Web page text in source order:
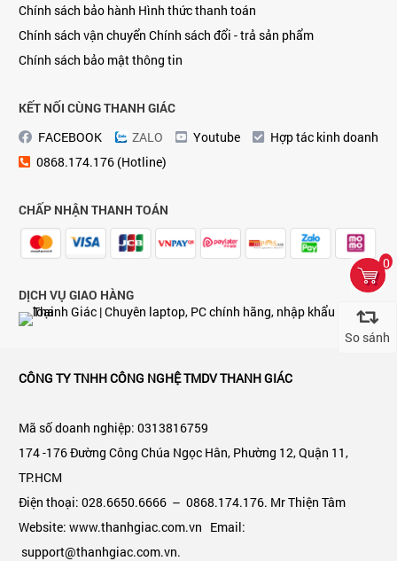
0
So sánh
Chính sách bảo hành Hình thức thanh toán
Chính sách vận chuyển Chính sách đổi - trả sản phẩm
Chính sách bảo mật thông tin
KẾT NỐI CÙNG THANH GIÁC
FACEBOOK
ZALO Youtube
Hợp tác kinh doanh
0868.174.176 (Hotline)
CHẤP NHẬN THANH TOÁN
DỊCH VỤ GIAO HÀNG
CÔNG TY TNHH CÔNG NGHỆ TMDV THANH GIÁC
Mã số doanh nghiệp: 0313816759
174 -176 Đường Công Chúa Ngọc Hân, Phường 12, Quận 11,
TP.HCM
Điện thoại: 028.6650.6666 – 0868.174.176. Mr Thiện Tâm
Website: www.thanhgiac.com.vn Email:
support@thanhgiac.com.vn.